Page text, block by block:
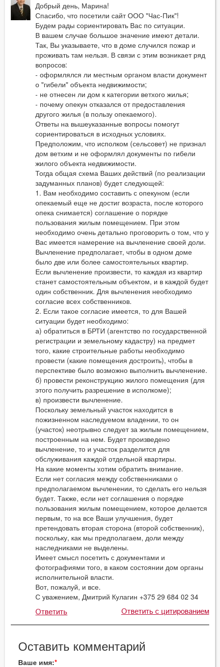
Добрый день, Марина!
Спасибо, что посетили сайт ООО "Час-Пик"!
Будем рады сориентировать Вас по ситуации.
В вашем случае большое значение имеют детали.
Так, Вы указываете, что в доме случился пожар и
проживать там нельзя. В связи с этим возникает ряд
вопросов:
- оформлялся ли местным органом власти документ
о "гибели" объекта недвижимости;
- не отнесен ли дом к категории ветхого жилья;
- почему опекун отказался от предоставления
другого жилья (в пользу опекаемого).
Ответы на вышеуказанные вопросы помогут
сориентироваться в исходных условиях.
Предположим, что исполком (сельсовет) не признал
дом ветхим и не оформлял документы по гибели
жилого объекта недвижимости.
Тогда общая схема Ваших действий (по реализации
задуманных планов) будет следующей:
1. Вам необходимо составить с опекуном (если
опекаемый еще не достиг возраста, после которого
опека снимается) соглашение о порядке
пользования жилым помещением. При этом
необходимо очень детально проговорить о том, что у
Вас имеется намерение на вычленение своей доли.
Вычленение предполагает, чтобы в одном доме
было две или более самостоятельных квартир.
Если вычленение произвести, то каждая из квартир
станет самостоятельным объектом, и в каждой будет
один собственник. Для вычленения необходимо
согласие всех собственников.
2. Если такое согласие имеется, то для Вашей
ситуации будет необходимо:
а) обратиться в БРТИ (агентство по государственной
регистрации и земельному кадастру) на предмет
того, какие строительные работы необходимо
провести (какие помещения достроить), чтобы в
перспективе было возможно выполнить вычленение.
б) провести реконструкцию жилого помещения (для
этого получить разрешение в исполкоме);
в) произвести вычленение.
Поскольку земельный участок находится в
пожизненном наследуемом владении, то он
(участок) неотрывно следует за жилым помещением,
построенным на нем. Будет произведено
вычленение, то и участок разделится для
обслуживания каждой отдельной квартиры.
На какие моменты хотим обратить внимание.
Если нет согласия между собственниками о
предполагаемом вычленении, то сделать его нельзя
будет. Также, если нет соглашения о порядке
пользования жилым помещением, которое делается
первым, то на все Ваши улучшения, будет
претендовать вторая сторона (второй собственник),
поскольку, как мы предполагаем, доли между
наследниками не выделены.
Имеет смысл посетить с документами и
фотографиями того, в каком состоянии дом органы
исполнительной власти.
Вот, пожалуй, и все.
С уважением, Дмитрий Кулагин +375 29 684 02 34
Ответить Ответить с цитированием
Оставить комментарий
Ваше имя: